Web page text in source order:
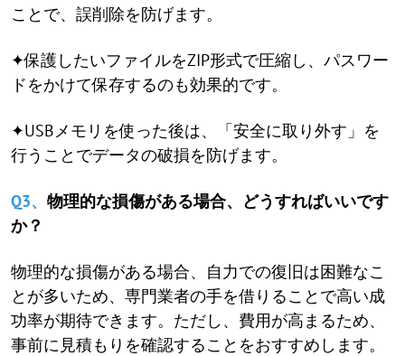
ことで、誤削除を防げます。
✦保護したいファイルをZIP形式で圧縮し、パスワー
ドをかけて保存するのも効果的です。
✦USBメモリを使った後は、「安全に取り外す」を
行うことでデータの破損を防げます。
Q3、 物理的な損傷がある場合、どうすればいいです
か？
物理的な損傷がある場合、自力での復旧は困難なこ
とが多いため、専門業者の手を借りることで高い成
功率が期待できます。ただし、費用が高まるため、
事前に見積もりを確認することをおすすめします。